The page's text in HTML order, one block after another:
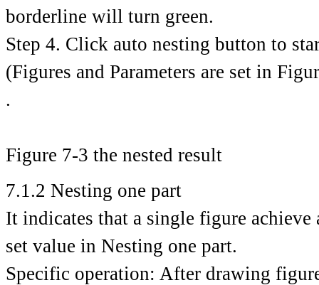
borderline will turn green.
Step 4. Click auto nesting button to
(Figures and Parameters are set in
.
Figure 7-3 the nested result
7.1.2 Nesting one part
It indicates that a single figure
set value in Nesting one part.
Specific operation: After drawing